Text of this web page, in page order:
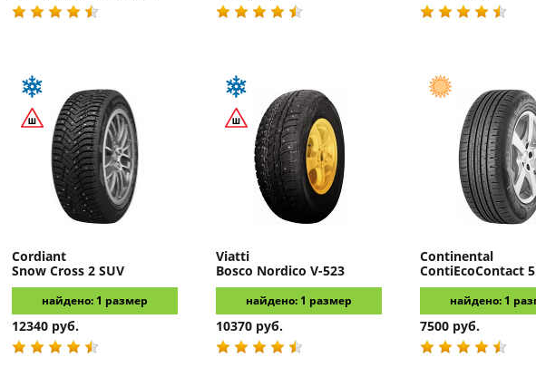
Cordiant
Snow Cross 2 SUV
найдено: 1 размер
12340 руб.
Viatti
Bosco Nordico V-523
найдено: 1 размер
10370 руб.
Continental
ContiEcoContact 5
найдено: 1
7500 руб.